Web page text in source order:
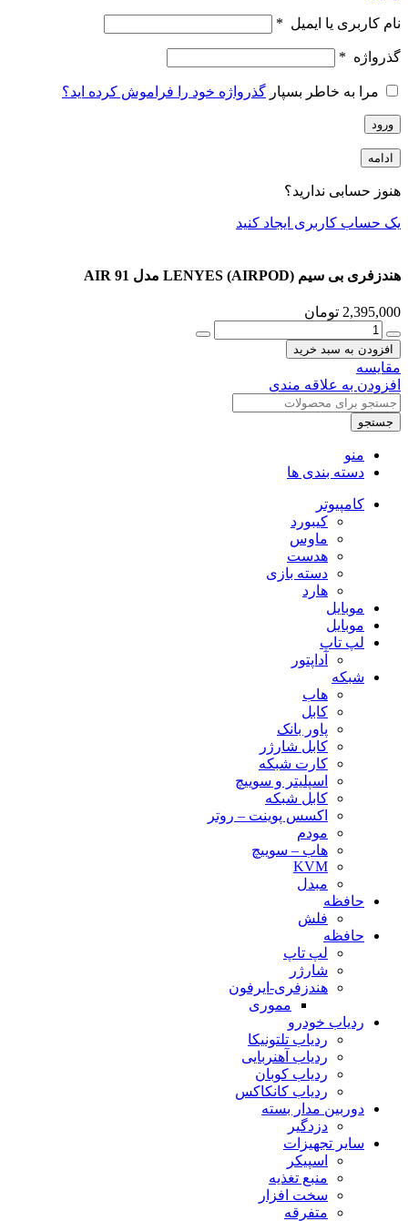
نام کاربری یا ایمیل *
گذرواژه *
مرا به خاطر بسپار گذرواژه خود را فراموش کرده اید؟
ورود
ادامه
هنوز حسابی ندارید؟
یک حساب کاربری ایجاد کنید
هندزفری بی سیم (AIRPOD) LENYES مدل AIR 91
2,395,000 تومان
هندزفری
بی
سیم
(AIRPOD)
LENYES
مدل
AIR
عدد
افزودن به سبد خرید
مقایسه
افزودن به علاقه مندی
جستجو
منو
دسته بندی ها
کامپیوتر
کیبورد
ماوس
هدست
دسته بازی
هارد
موبایل
موبایل
لپ تاپ
آداپتور
شبکه
هاب
کابل
پاور بانک
کابل شارژر
کارت شبکه
اسپلیتر و سوییچ
کابل شبکه
اکسس پوینت – روتر
مودم
هاب – سوییچ
KVM
مبدل
حافظه
فلش
حافظه
لپ تاپ
شارژر
هندزفری-ایرفون
مموری
ردیاب خودرو
ردیاب تلتونیکا
ردیاب آهنربایی
ردیاب کوبان
ردیاب کانکاکس
دوربین مدار بسته
دزدگیر
سایر تجهیزات
اسپیکر
منبع تغذیه
سخت افزار
متفرقه